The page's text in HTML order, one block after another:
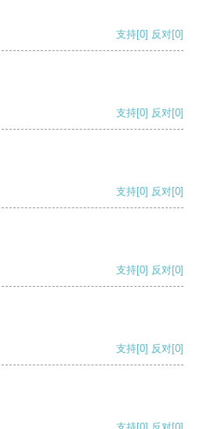
支持[0] 反对[0]
支持[0] 反对[0]
支持[0] 反对[0]
支持[0] 反对[0]
支持[0] 反对[0]